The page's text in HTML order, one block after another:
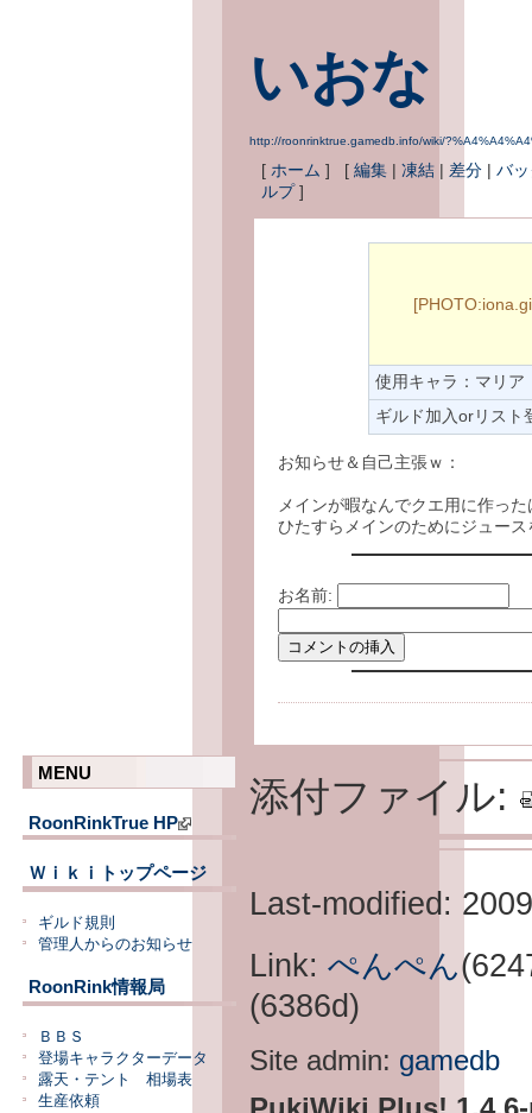
いおな
http://roonrinktrue.gamedb.info/wiki/
[ ホーム ] [ 編集 | 凍結 | 差分 | バ
ルプ]
MENU
RoonRinkTrue HP
Ｗｉｋｉトップページ
ギルド規則
管理人からのお知らせ
RoonRink情報局
ＢＢＳ
登場キャラクターデータ
露天・テント 相場表
生産依頼
使用キャラ：マリア
ギルド加入orリスト
お知らせ＆自己主張ｗ：
メインが暇なんでクエ用に作っ
ひたすらメインのためにジュー
お名前:
添付ファイル:
Last-modified:
Link: ぺんぺん
(6386d)
Site admin: gamedb